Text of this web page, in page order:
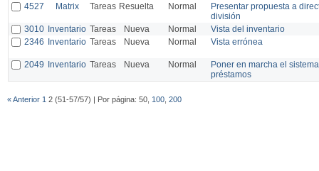
4527
Matrix Tareas Resuelta Normal
Presentar propuesta a
división
3010 Inventario Tareas Nueva Normal
Vista del inventario
2346 Inventario Tareas Nueva Normal Vista errónea
2049 Inventario Tareas Nueva Normal
Poner en marcha el
préstamos
« Anterior 1 2 (51-57/57) | Por página: 50, 100 200